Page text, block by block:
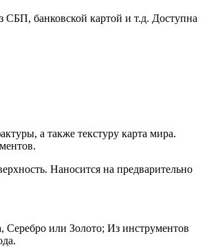
СБП, банковской картой и т.д. Доступна
а также текстуру карта мира.
Наносится на предварительно
Серебро или Золото; Из инструментов